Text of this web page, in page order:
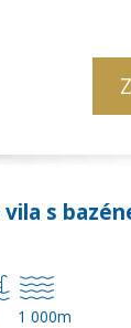
vila s
1 000m